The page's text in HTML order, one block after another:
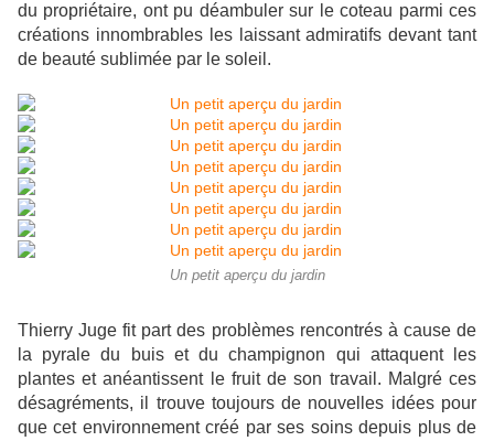
du propriétaire, ont pu déambuler sur le coteau parmi ces
créations innombrables les laissant admiratifs devant tant
de beauté sublimée par le soleil.
Un petit aperçu du jardin
Thierry Juge fit part des problèmes rencontrés à cause de
la pyrale du buis et du champignon qui attaquent les
plantes et anéantissent le fruit de son travail. Malgré ces
désagréments, il trouve toujours de nouvelles idées pour
que cet environnement créé par ses soins depuis plus de